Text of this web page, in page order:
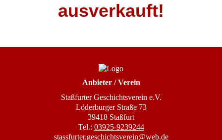
ausverkauft!
Anbieter / Verein
Staßfurter Geschichtsverein e.V.
Löderburger Straße 73
39418 Staßfurt
Tel.: 03925-9239244
stassfurter.geschichtsverein@web.de